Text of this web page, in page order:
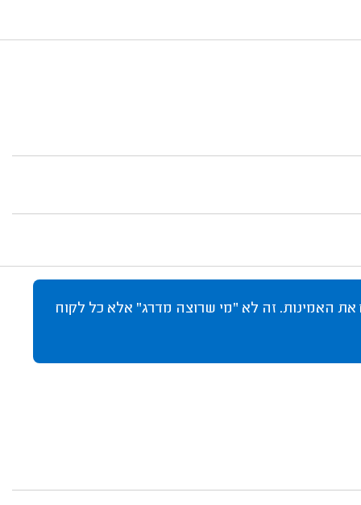
את האמינות. זה לא "מי שרוצה מדרג" אלא כל לקוח